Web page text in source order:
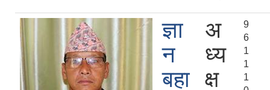
ज्ञा
न
बहा
अ
ध्य
क्ष
9
6
1
1
1